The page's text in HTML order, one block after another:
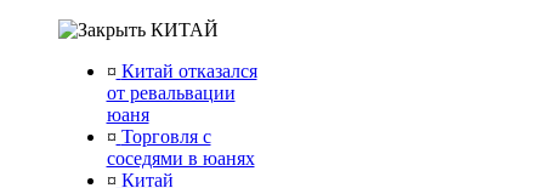
КИТАЙ
¤ Китай отказался
от ревальвации
юаня
¤ Торговля с
соседями в юанях
¤ Китай